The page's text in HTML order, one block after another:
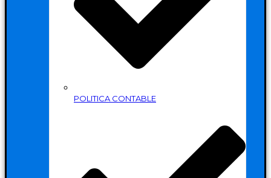
POLITICA CONTABLE